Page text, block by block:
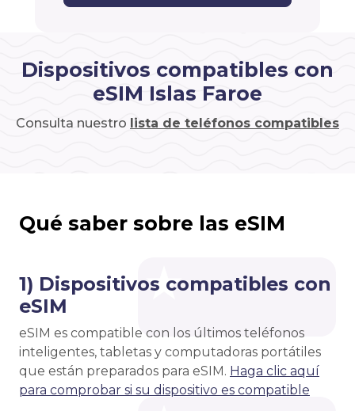
Dispositivos compatibles con
eSIM Islas Faroe
Consulta nuestro lista de teléfonos compatibles
Qué saber sobre las eSIM
1) Dispositivos compatibles con
eSIM
eSIM es compatible con los últimos teléfonos
inteligentes, tabletas y computadoras portátiles
que están preparados para eSIM. Haga clic aquí
para comprobar si su dispositivo es compatible